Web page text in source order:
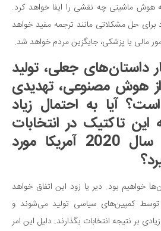
هوش ماشینی چه نقشی را ایفا خواهد کرد.
حل مشکلاتی مانند ترجمه مفید خواهد
امور مالی یا پزشکی، جایگزین مردم خواهد شد.
داستان‌های جعلی، تولید
هوش مصنوعی، تهدیدی
آیا به احتمال زیاد
تاکتیک در انتخابات
ریاست جمهوری سال 2020 آمریکا مورد
خواهیم بود. دیر یا زود این اتفاق خواهد
توسط کمپین‌های سیاسی تولید می‌شوند و
بر نتیجه انتخابات بگذارند. دلیل این امر